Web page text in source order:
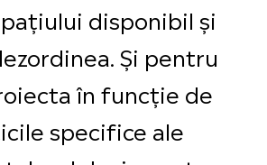
disponibil și
Și pentru
în funcție de
specifice ale